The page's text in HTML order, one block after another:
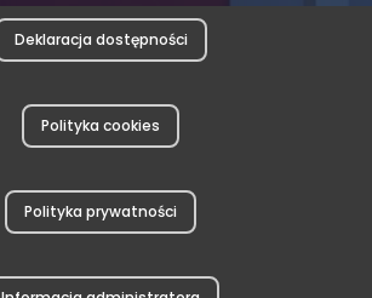
Deklaracja dostępności
Polityka cookies
Polityka prywatności